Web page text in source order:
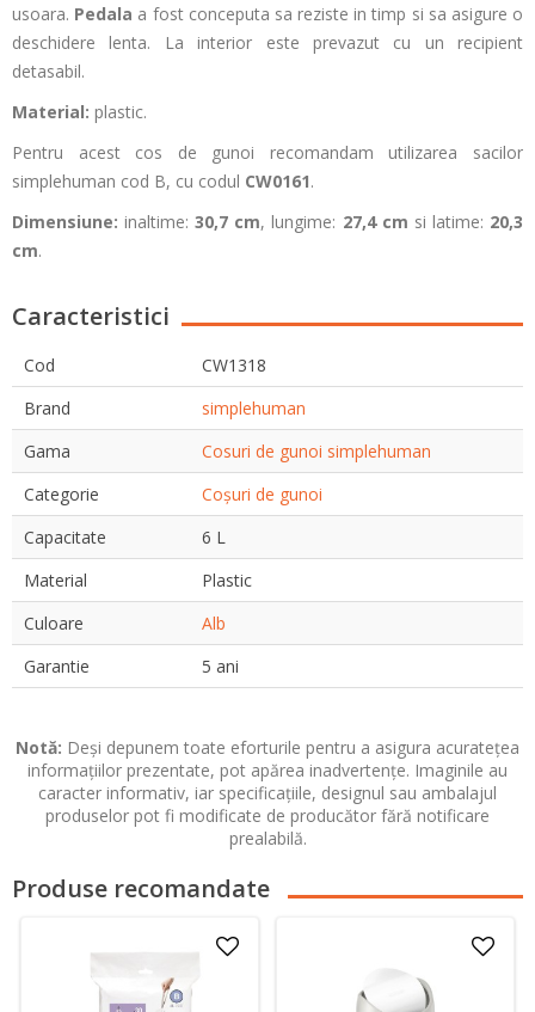
usoara. Pedala a fost conceputa sa reziste in timp si sa asigure o
deschidere lenta. La interior este prevazut cu un recipient
detasabil.
Material: plastic.
Pentru acest cos de gunoi recomandam utilizarea sacilor
simplehuman cod B, cu codul CW0161.
Dimensiune:inaltime:30,7 cm, lungime: 27,4 cm si latime: 20,3
cm.
Caracteristici
Cod
CW1318
Brand
simplehuman
Gama
Cosuri de gunoi simplehuman
Categorie
Coșuri de gunoi
Capacitate
6 L
Material
Plastic
Culoare
Alb
Garantie
5 ani
Notă: Deși depunem toate eforturile pentru a asigura acuratețea
informațiilor prezentate, pot apărea inadvertențe. Imaginile au
caracter informativ, iar specificațiile, designul sau ambalajul
produselor pot fi modificate de producător fără notificare
prealabilă.
Produse recomandate